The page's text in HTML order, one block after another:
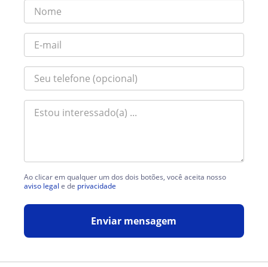
Ao clicar em qualquer um dos dois botões, você aceita nosso
aviso legal e de privacidade
Enviar mensagem